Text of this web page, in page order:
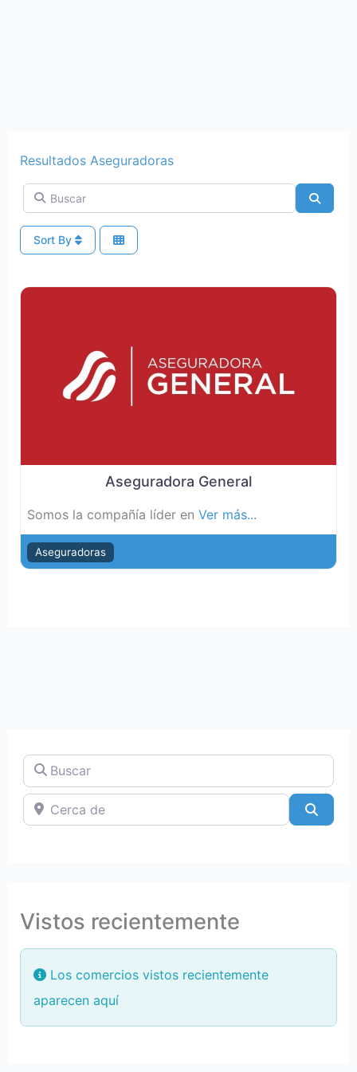
Resultados Aseguradoras
Buscar
Sort By
Aseguradora General
Somos la compañía líder en Ver más...
Aseguradoras
Buscar
Cerca de
Vistos recientemente
Los comercios vistos recientemente
aparecen aquí